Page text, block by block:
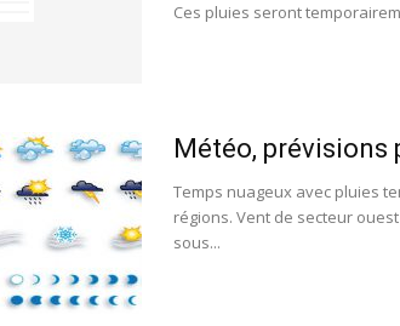
Ces pluies seront
Météo, prévisions
Temps nuageux avec pluies
régions. Vent de secteur
sous...